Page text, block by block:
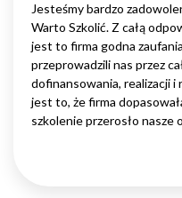
Jesteśmy bardzo
Warto Szkolić. Z całą
jest to firma godna
przeprowadzili nas przez
dofinansowania, realizacji i
jest to, że firma
szkolenie przerosło nasze